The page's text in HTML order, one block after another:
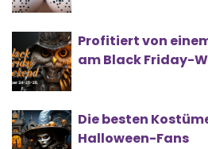
Profitiert von
am Black Friday-
Die besten
Halloween-Fans